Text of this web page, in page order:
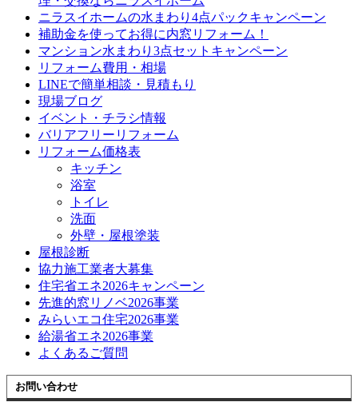
ニラスイホームの水まわり4点パックキャンペーン
補助金を使ってお得に内窓リフォーム！
マンション水まわり3点セットキャンペーン
リフォーム費用・相場
LINEで簡単相談・見積もり
現場ブログ
イベント・チラシ情報
バリアフリーリフォーム
リフォーム価格表
キッチン
浴室
トイレ
洗面
外壁・屋根塗装
屋根診断
協力施工業者大募集
住宅省エネ2026キャンペーン
先進的窓リノベ2026事業
みらいエコ住宅2026事業
給湯省エネ2026事業
よくあるご質問
お問い合わせ